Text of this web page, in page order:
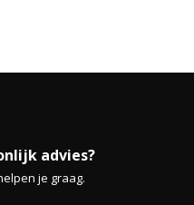
advies?
je graag.